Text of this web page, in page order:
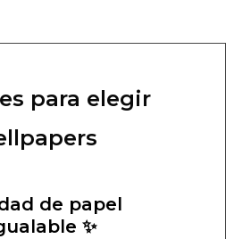
para elegir
de papel
✨